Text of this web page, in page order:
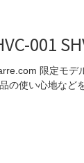
001
限定モデ
の使い心地など